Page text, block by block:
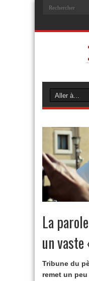
La
un
Tribune du
remet un